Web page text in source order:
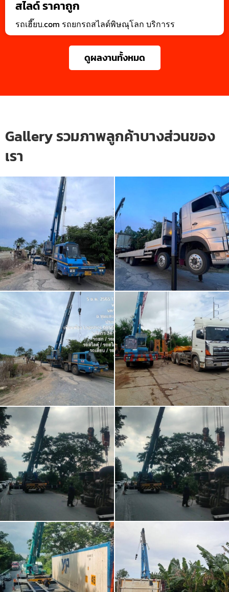
สไลด์ ราคาถูก
รถเฮี๊ยบ.com รถยกรถสไลด์พิษณุโลก บริการร
ดูผลงานทั้งหมด
Gallery รวมภาพลูกค้าบางส่วนของ
เรา